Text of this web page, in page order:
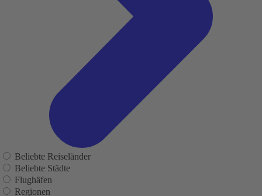
Beliebte Reiseländer
Beliebte Städte
Flughäfen
Regionen